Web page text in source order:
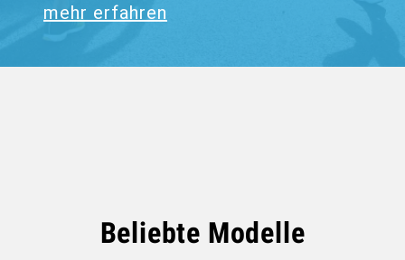
mehr erfahren
Beliebte Modelle